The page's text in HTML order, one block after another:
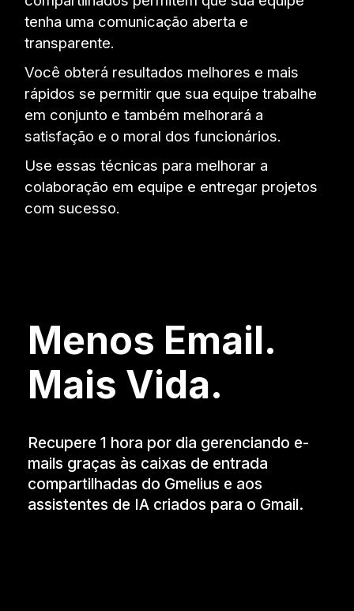
tenha uma comunicação aberta e
transparente.
Você obterá resultados melhores e mais
rápidos se permitir que sua equipe trabalhe
em conjunto e também melhorará a
satisfação e o moral dos funcionários.
Use essas técnicas para melhorar a
colaboração em equipe e entregar projetos
com sucesso.
Menos Email.
Mais Vida.
Recupere 1 hora por dia gerenciando e-
mails graças às caixas de entrada
compartilhadas do Gmelius e aos
assistentes de IA criados para o Gmail.